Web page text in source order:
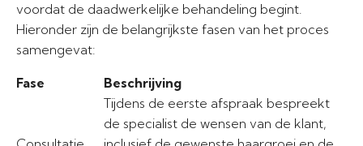
voordat de daadwerkelijke behandeling begint.
Hieronder zijn de belangrijkste fasen van het proces
samengevat:
Fase Beschrijving
Tijdens de eerste afspraak bespreekt
de specialist de wensen van de klant,